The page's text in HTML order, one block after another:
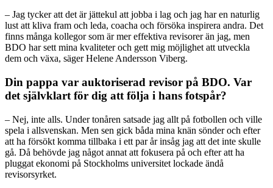
– Jag tycker att det är jättekul att jobba i lag och jag har en naturlig
lust att kliva fram och leda, coacha och försöka inspirera andra. Det
finns många kollegor som är mer effektiva revisorer än jag, men
BDO har sett mina kvaliteter och gett mig möjlighet att utveckla
dem och växa, säger Helene Andersson Viberg.
Din pappa var auktoriserad revisor på BDO. Var
det självklart för dig att följa i hans fotspår?
– Nej, inte alls. Under tonåren satsade jag allt på fotbollen och ville
spela i allsvenskan. Men sen gick båda mina knän sönder och efter
att ha försökt komma tillbaka i ett par år insåg jag att det inte skulle
gå. Då ­behövde jag något annat att fokusera på och efter att ha
pluggat ekonomi på Stockholms universitet lockade ändå
revisorsyrket.